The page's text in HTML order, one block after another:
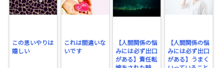
この思いやりは
嬉しい
これは間違いな
いです
【人間関係の悩
みには必ず出口
がある】責任転
【人間関係の悩
みには必ず出口
がある】うまく